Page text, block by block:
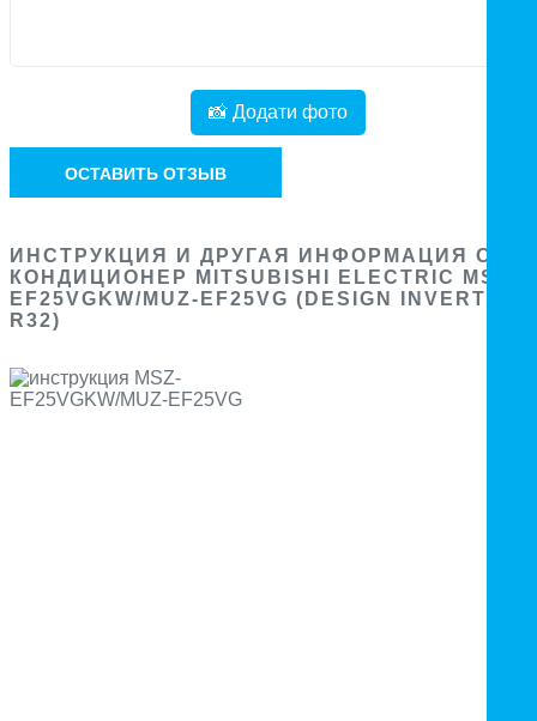
📸 Додати фото
ОСТАВИТЬ ОТЗЫВ
ИНСТРУКЦИЯ И ДРУГАЯ ИНФОРМАЦИЯ О
КОНДИЦИОНЕР MITSUBISHI ELECTRIC MSZ-
EF25VGKW/MUZ-EF25VG (DESIGN INVERTER
R32)